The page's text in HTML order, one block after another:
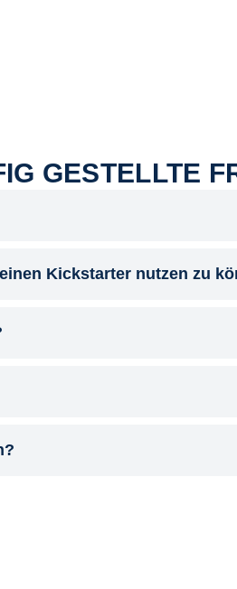
GESTELLTE
Kickstarter nutzen zu